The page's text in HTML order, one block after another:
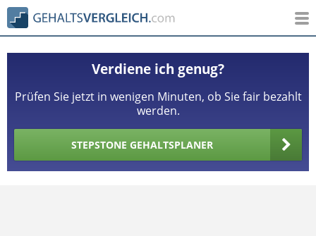
Verdiene ich genug?
Prüfen Sie jetzt in wenigen Minuten, ob Sie fair bezahlt
werden.
STEPSTONE GEHALTSPLANER